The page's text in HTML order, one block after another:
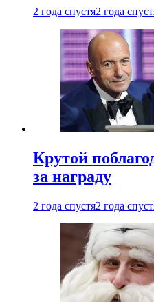
2 года спустя2 года
Крутой
за награду
2 года спустя2 года